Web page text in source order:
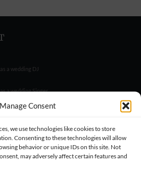
Manage Consent
we use technologies like cookies to store
Consenting to these technologies will allow
behavior or unique IDs on this site. Not
may adversely affect certain features and
a wedding DJ
a wedding Singer
tips for engaged couples
Couples
group for engaged couples
for wedding